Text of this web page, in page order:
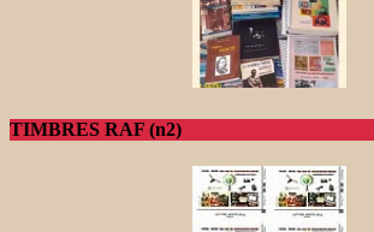
TIMBRES RAF (n2)